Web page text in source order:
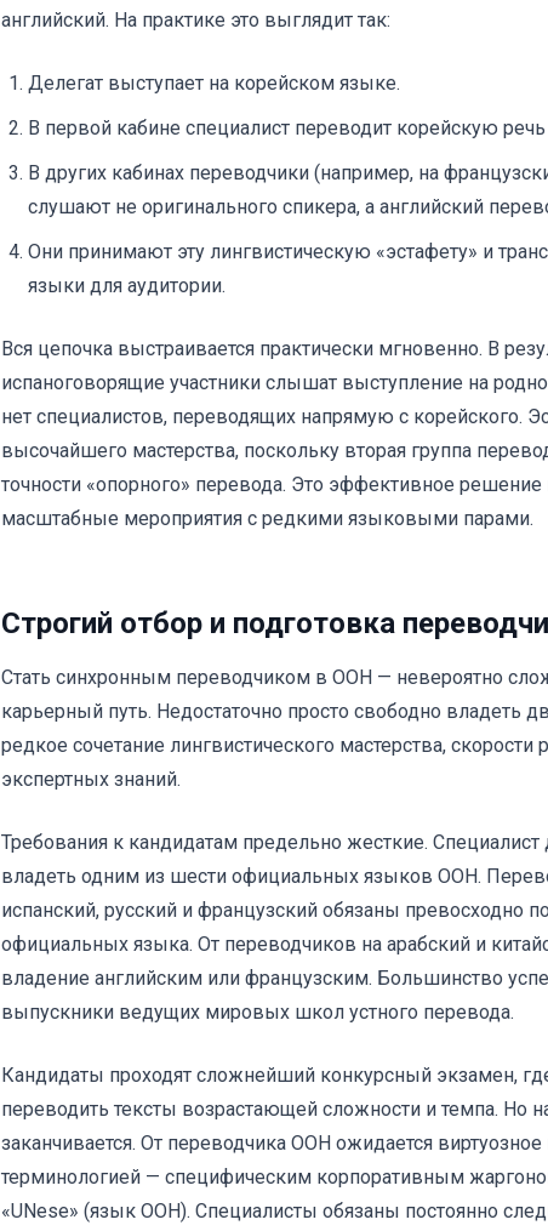
английский. На практике это выглядит так:
Делегат выступает на корейском языке.
В первой кабине специалист переводит корейскую речь
В других кабинах переводчики (например, на
слушают не оригинального спикера, а английский
Они принимают эту лингвистическую «эстафету» и
языки для аудитории.
Вся цепочка выстраивается практически мгновенно. В
испаноговорящие участники слышат выступление на
нет специалистов, переводящих напрямую с корейского.
высочайшего мастерства, поскольку вторая группа
точности «опорного» перевода. Это эффективное решение
масштабные мероприятия с редкими языковыми парами.
Строгий отбор и подготовка
Стать синхронным переводчиком в ООН — невероятно
карьерный путь. Недостаточно просто свободно владеть
редкое сочетание лингвистического мастерства, скорости
экспертных знаний.
Требования к кандидатам предельно жесткие.
владеть одним из шести официальных языков ООН.
испанский, русский и французский обязаны превосходно
официальных языка. От переводчиков на арабский и
владение английским или французским. Большинство
выпускники ведущих мировых школ устного перевода.
Кандидаты проходят сложнейший конкурсный экзамен,
переводить тексты возрастающей сложности и темпа. Но
заканчивается. От переводчика ООН ожидается
терминологией — специфическим корпоративным
«UNese» (язык ООН). Специалисты обязаны постоянно